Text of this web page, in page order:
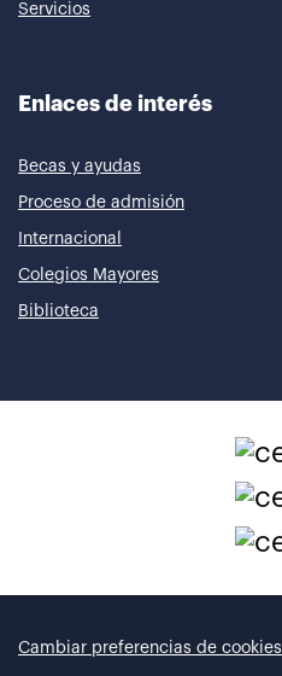
Servicios
Enlaces de interés
Becas y ayudas
Proceso de admisión
Internacional
Colegios Mayores
Biblioteca
Cambiar preferencias de cookies